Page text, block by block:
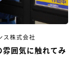
ス株式会社
雰囲気に触れてみ